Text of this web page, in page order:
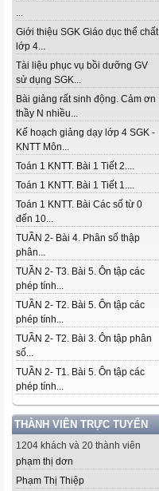
...
Giới thiệu SGK Giáo dục thể chất
lớp 4...
Tài liệu phục vụ bồi dưỡng GV
sử dụng SGK...
Bài giảng rất sinh động. Cảm ơn
thầy N nhiều...
Kế hoạch giảng dạy lớp 4 SGK -
KNTT Môn...
Toán 1 KNTT. Bài 1 Tiết 2....
Toán 1 KNTT. Bài 1 Tiết 1....
Toán 1 KNTT. Bài Các số từ 0
đến 10...
TUẦN 2- Bài 4. Phân số thập
phân...
TUẦN 2- T3. Bài 5. Ôn tập các
phép tính...
TUẦN 2- T2. Bài 5. Ôn tập các
phép tính...
TUẦN 2- T2. Bài 3. Ôn tập phân
số...
TUẦN 2- T1. Bài 5. Ôn tập các
phép tính...
THÀNH VIÊN TRỰC TUYẾN
1204 khách và 20 thành viên
phạm thị dơn
Phạm Thị Thiệp